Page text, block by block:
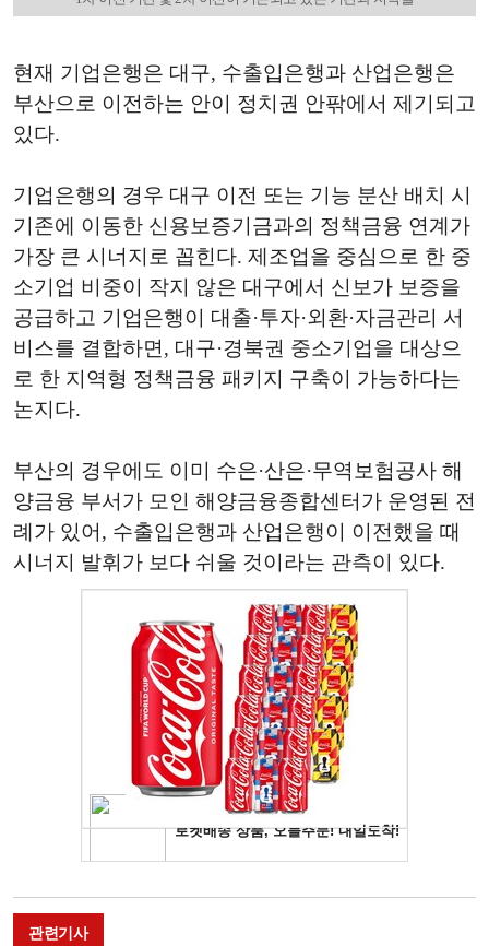
현재 기업은행은 대구, 수출입은행과 산업은행은
부산으로 이전하는 안이 정치권 안팎에서 제기되고
있다.
기업은행의 경우 대구 이전 또는 기능 분산 배치 시
기존에 이동한 신용보증기금과의 정책금융 연계가
가장 큰 시너지로 꼽힌다. 제조업을 중심으로 한 중
소기업 비중이 작지 않은 대구에서 신보가 보증을
공급하고 기업은행이 대출·투자·외환·자금관리 서
비스를 결합하면, 대구·경북권 중소기업을 대상으
로 한 지역형 정책금융 패키지 구축이 가능하다는
논지다.
부산의 경우에도 이미 수은·산은·무역보험공사 해
양금융 부서가 모인 해양금융종합센터가 운영된 전
례가 있어, 수출입은행과 산업은행이 이전했을 때
시너지 발휘가 보다 쉬울 것이라는 관측이 있다.
관련기사